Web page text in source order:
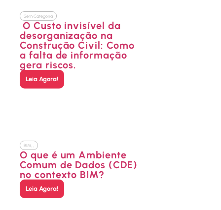
Sem Categoria
O Custo invisível da
desorganização na
Construção Civil: Como
a falta de informação
gera riscos.
Leia Agora!
BIM
O que é um Ambiente
Comum de Dados (CDE)
no contexto BIM?
Leia Agora!